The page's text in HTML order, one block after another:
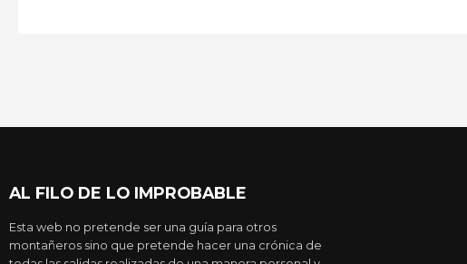
AL FILO DE LO IMPROBABLE
Esta web no pretende ser una guía para otros
montañeros sino que pretende hacer una crónica de